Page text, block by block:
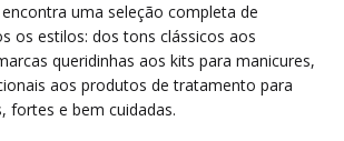
uma seleção completa de
os estilos: dos tons clássicos aos
queridinhas aos kits para manicures,
aos produtos de tratamento para
fortes e bem cuidadas.